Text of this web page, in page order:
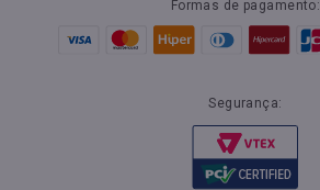
Formas de pagamento:
Segurança: